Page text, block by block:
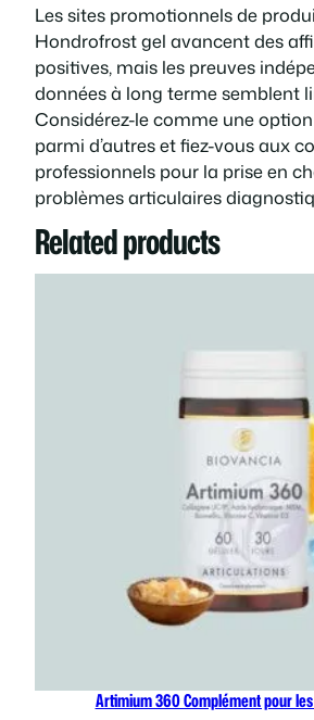
Les sites promotionnels de
Hondrofrost gel avancent des
positives, mais les preuves
données à long terme semblent
Considérez-le comme une
parmi d’autres et fiez-vous aux
professionnels pour la prise en
problèmes articulaires
Related products
Artimium 360 Complément pour